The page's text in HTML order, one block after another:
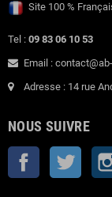
Site 100 %
Tel : 09 83 06 10 53
Email :
Adresse : 14 rue
NOUS SUIVRE
Facebook Twitter